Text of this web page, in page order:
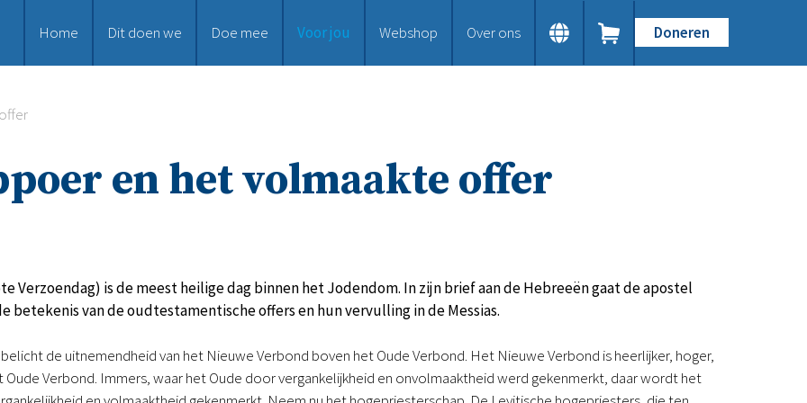
Home Dit doen we Doe mee Voor jou Webshop Over ons Doneren
en het volmaakte offer
Verzoendag) is de meest heilige dag binnen het Jodendom. In zijn brief aan de Hebreeën gaat de apostel
betekenis van de oudtestamentische offers en hun vervulling in de Messias.
de uitnemendheid van het Nieuwe Verbond boven het Oude Verbond. Het Nieuwe Verbond is heerlijker, hoger,
Oude Verbond. Immers, waar het Oude door vergankelijkheid en onvolmaaktheid werd gekenmerkt, daar wordt het
Doneer
Nodig ons uit
Voor jou
Kennisbank